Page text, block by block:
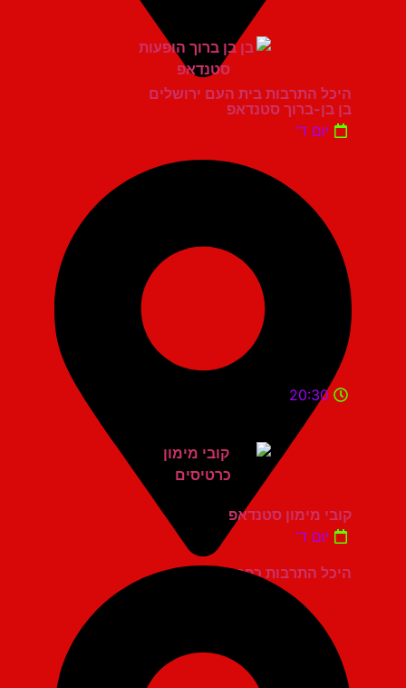
היכל התרבות בית העם ירושלים
בן בן-ברוך סטנדאפ
יום ד'
היכל התרבות כפר סבא
20:30
קובי מימון סטנדאפ
יום ד'